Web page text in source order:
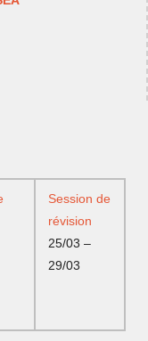
Session de
révision
25/03 –
29/03